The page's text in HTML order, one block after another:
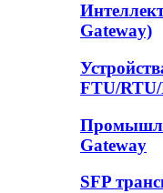
Gateway)
FTU/
Gateway
SFP